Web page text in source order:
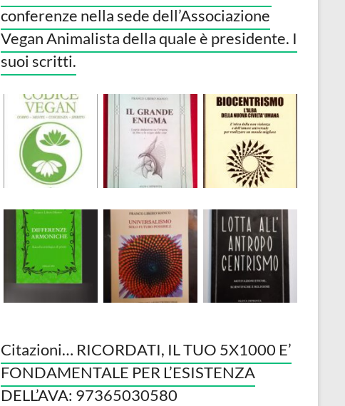
conferenze nella sede dell’Associazione
Vegan Animalista della quale è presidente. I
suoi scritti.
Citazioni… RICORDATI, IL TUO 5X1000 E’
FONDAMENTALE PER L’ESISTENZA
DELL’AVA: 97365030580